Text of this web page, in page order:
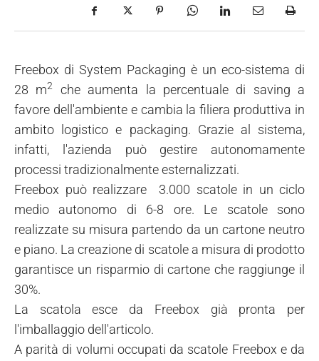
Freebox di System Packaging è un eco-sistema di
28 m2
che aumenta la percentuale di saving a
favore dell'ambiente e cambia la filiera produttiva in
ambito logistico e packaging. Grazie al sistema,
infatti, l'azienda può gestire autonomamente
processi tradizionalmente esternalizzati.
Freebox può realizzare 3.000 scatole in un ciclo
medio autonomo di 6-8 ore. Le scatole sono
realizzate su misura partendo da un cartone neutro
e piano. La creazione di scatole a misura di prodotto
garantisce un risparmio di cartone che raggiunge il
30%.
La scatola esce da Freebox già pronta per
l'imballaggio dell'articolo.
A parità di volumi occupati da scatole Freebox e da